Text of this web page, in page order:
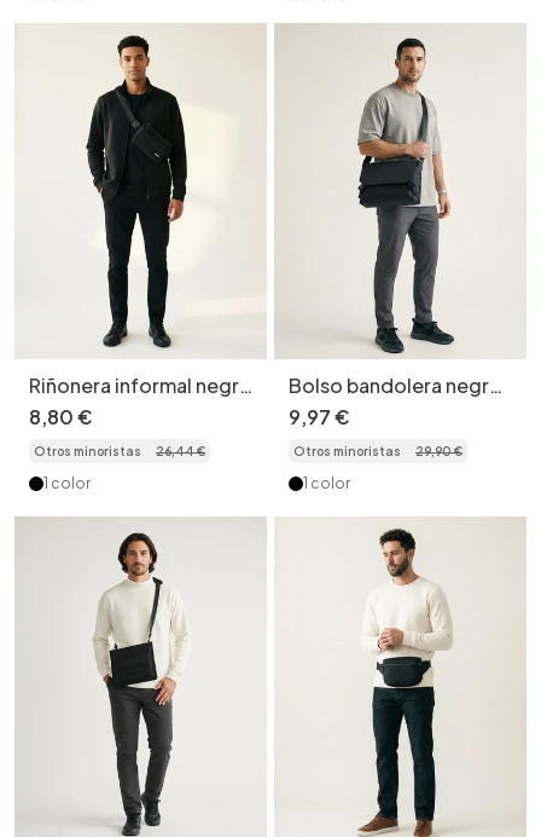
Riñonera informal negra
para hombre, tipo
bandolera.
8,80€
Otros minoristas 26,44€
1 color
Bolso bandolera negro
mate para hombre
9,97€
Otros minoristas 29,90€
1 color